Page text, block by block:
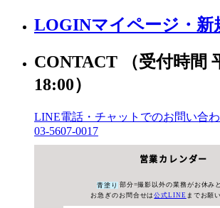
LOGINマイページ・新
CONTACT
（受付時間
18:00）
LINE電話・チャットでのお問い合
03-5607-0017
営業カレンダー
青塗り 部分=撮影以外の業務がお休み
お急ぎのお問合せは公式LINE までお願